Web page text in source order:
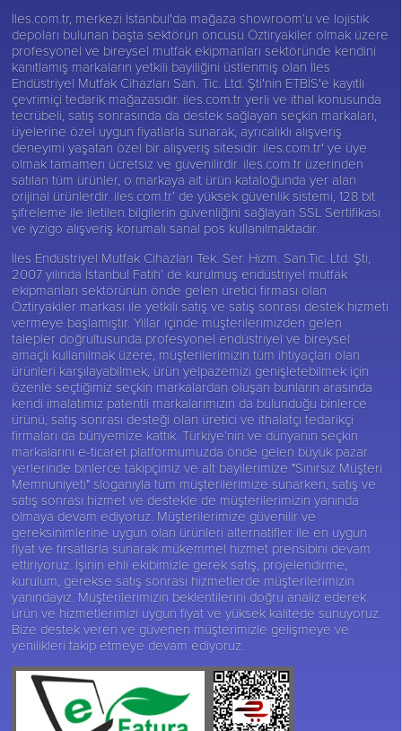
İles.com.tr, merkezi İstanbul'da mağaza showroom’u ve lojistik
depoları bulunan başta sektörün öncüsü Öztiryakiler olmak üzere
profesyonel ve bireysel mutfak ekipmanları sektöründe kendini
kanıtlamış markaların yetkili bayiliğini üstlenmiş olan İles
Endüstriyel Mutfak Cihazları San. Tic. Ltd. Şti'nin ETBİS'e kayıtlı
çevrimiçi tedarik mağazasıdır. iles.com.tr yerli ve ithal konusunda
tecrübeli, satış sonrasında da destek sağlayan seçkin markaları,
üyelerine özel uygun fiyatlarla sunarak, ayrıcalıklı alışveriş
deneyimi yaşatan özel bir alışveriş sitesidir. iles.com.tr' ye üye
olmak tamamen ücretsiz ve güvenilirdir. iles.com.tr üzerinden
satılan tüm ürünler, o markaya ait ürün kataloğunda yer alan
orijinal ürünlerdir. iles.com.tr’ de yüksek güvenlik sistemi, 128 bit
şifreleme ile iletilen bilgilerin güvenliğini sağlayan SSL Sertifikası
ve iyzigo alışveriş korumalı sanal pos kullanılmaktadır.
İles Endüstriyel Mutfak Cihazları Tek. Ser. Hizm. San.Tic. Ltd. Şti,
2007 yılında İstanbul Fatih’ de kurulmuş endüstriyel mutfak
ekipmanları sektörünün önde gelen üretici firması olan
Öztiryakiler markası ile yetkili satış ve satış sonrası destek hizmeti
vermeye başlamıştır. Yıllar içinde müşterilerimizden gelen
talepler doğrultusunda profesyonel endüstriyel ve bireysel
amaçlı kullanılmak üzere, müşterilerimizin tüm ihtiyaçları olan
ürünleri karşılayabilmek, ürün yelpazemizi genişletebilmek için
özenle seçtiğimiz seçkin markalardan oluşan bunların arasında
kendi imalatımız patentli markalarımızın da bulunduğu binlerce
ürünü, satış sonrası desteği olan üretici ve ithalatçı tedarikçi
firmaları da bünyemize kattık. Türkiye’nin ve dünyanın seçkin
markalarını e-ticaret platformumuzda önde gelen büyük pazar
yerlerinde binlerce takipçimiz ve alt bayilerimize "Sınırsız Müşteri
Memnuniyeti" sloganıyla tüm müşterilerimize sunarken, satış ve
satış sonrası hizmet ve destekle de müşterilerimizin yanında
olmaya devam ediyoruz. Müşterilerimize güvenilir ve
gereksinimlerine uygun olan ürünleri alternatifler ile en uygun
fiyat ve fırsatlarla sunarak mükemmel hizmet prensibini devam
ettiriyoruz. İşinin ehli ekibimizle gerek satış, projelendirme,
kurulum, gerekse satış sonrası hizmetlerde müşterilerimizin
yanındayız. Müşterilerimizin beklentilerini doğru analiz ederek
ürün ve hizmetlerimizi uygun fiyat ve yüksek kalitede sunuyoruz.
Bize destek veren ve güvenen müşterimizle gelişmeye ve
yenilikleri takip etmeye devam ediyoruz.